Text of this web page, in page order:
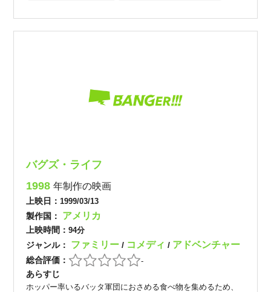
バグズ・ライフ
1998年制作の映画
上映日： 1999/03/13
製作国： アメリカ
上映時間：94分
ジャンル： ファミリー/ コメディ/ アドベンチャー
総合評価： -
あらすじ
ホッパー率いるバッタ軍団におさめる食べ物を集めるため、